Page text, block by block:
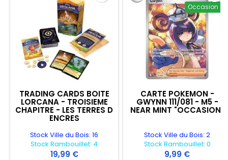
TRADING CARDS BOITE
LORCANA - TROISIEME
CHAPITRE - LES TERRES D
ENCRES
Stock Ville du Bois: 16
Stock Rambouillet: 4
19,99 €
Occasion
CARTE POKEMON -
GWYNN 111/081 - M5 -
NEAR MINT "OCCASION"
Stock Ville du Bois: 2
Stock Rambouillet: 0
9,99 €